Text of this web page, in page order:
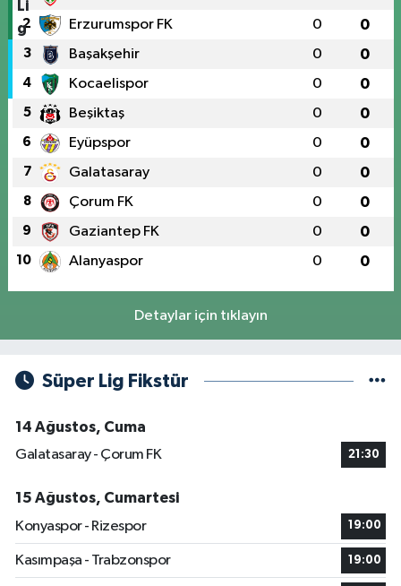
2 Erzurumspor FK 0 0
3 Başakşehir 0 0
4 Kocaelispor 0 0
5 Beşiktaş 0 0
6 Eyüpspor 0 0
7 Galatasaray 0 0
8 Çorum FK 0 0
9 Gaziantep FK 0 0
10 Alanyaspor 0 0
Detaylar için tıklayın
Süper Lig Fikstür
14 Ağustos, Cuma
Galatasaray - Çorum FK
21:30
15 Ağustos, Cumartesi
Konyaspor - Rizespor
19:00
Kasımpaşa - Trabzonspor 19:00